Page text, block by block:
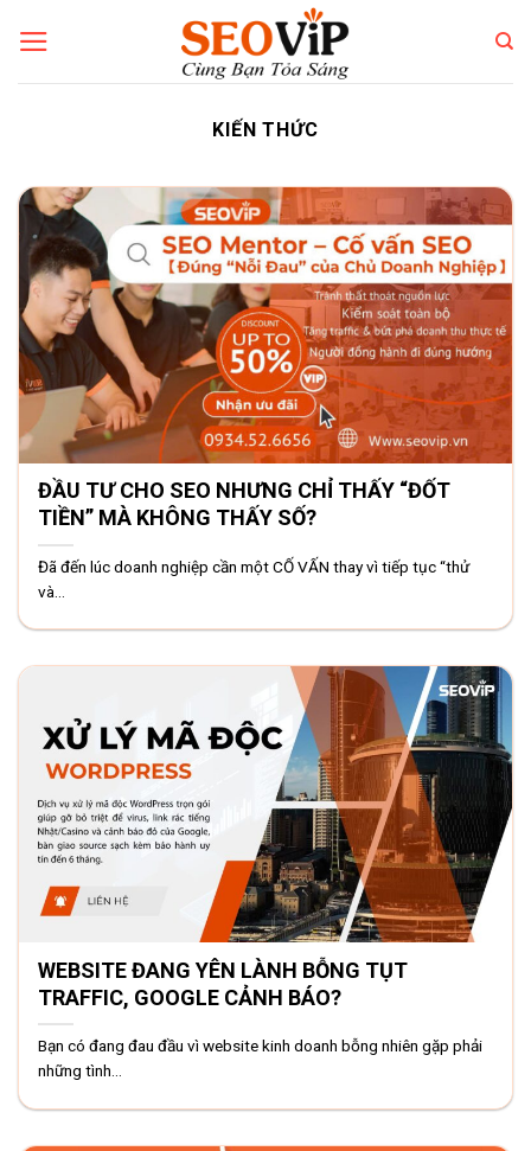
qua
KIẾN THỨC
ĐẦU TƯ CHO SEO NHƯNG CHỈ THẤY “ĐỐT
TIỀN” MÀ KHÔNG THẤY SỐ?
Đã đến lúc doanh nghiệp cần một CỐ VẤN thay vì tiếp tục “thử
và...
WEBSITE ĐANG YÊN LÀNH BỖNG TỤT
TRAFFIC, GOOGLE CẢNH BÁO?
Bạn có đang đau đầu vì website kinh doanh bỗng nhiên gặp phải
những tình...